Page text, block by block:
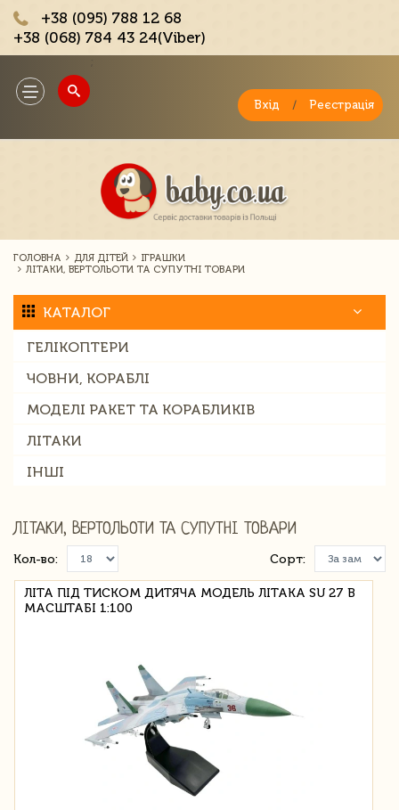
+38 (095) 788 12 68
+38 (068) 784 43 24(Viber)
Toggle
navigation
Вхід / Реєстрація
ГОЛОВНА ДЛЯ ДІТЕЙ
ІГРАШКИ
ЛІТАКИ, ВЕРТОЛЬОТИ ТА СУПУТНІ ТОВАРИ
КАТАЛОГ
ГЕЛІКОПТЕРИ
ЧОВНИ, КОРАБЛІ
МОДЕЛІ РАКЕТ ТА КОРАБЛИКІВ
ЛІТАКИ
ІНШІ
ЛІТАКИ, ВЕРТОЛЬОТИ ТА СУПУТНІ ТОВАРИ
Кол-во: Сорт:
ЛІТА ПІД ТИСКОМ ДИТЯЧА МОДЕЛЬ ЛІТАКА SU 27 В
МАСШТАБІ 1:100